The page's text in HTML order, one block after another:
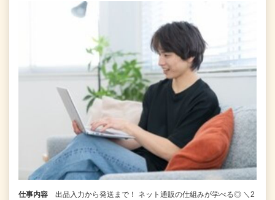
仕事内容
出品入力から発送まで！ ネット通販の仕組みが学べる◎ ＼2